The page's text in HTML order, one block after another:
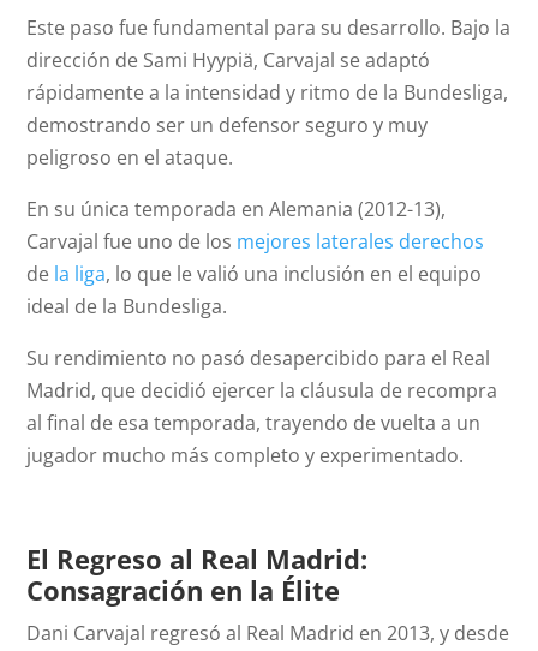
Este paso fue fundamental para su desarrollo. Bajo la
dirección de Sami Hyypiä, Carvajal se adaptó
rápidamente a la intensidad y ritmo de la Bundesliga,
demostrando ser un defensor seguro y muy
peligroso en el ataque.
En su única temporada en Alemania (2012-13),
Carvajal fue uno de los mejores laterales derechos
de la liga, lo que le valió una inclusión en el equipo
ideal de la Bundesliga.
Su rendimiento no pasó desapercibido para el Real
Madrid, que decidió ejercer la cláusula de recompra
al final de esa temporada, trayendo de vuelta a un
jugador mucho más completo y experimentado.
El Regreso al Real Madrid:
Consagración en la Élite
Dani Carvajal regresó al Real Madrid en 2013, y desde